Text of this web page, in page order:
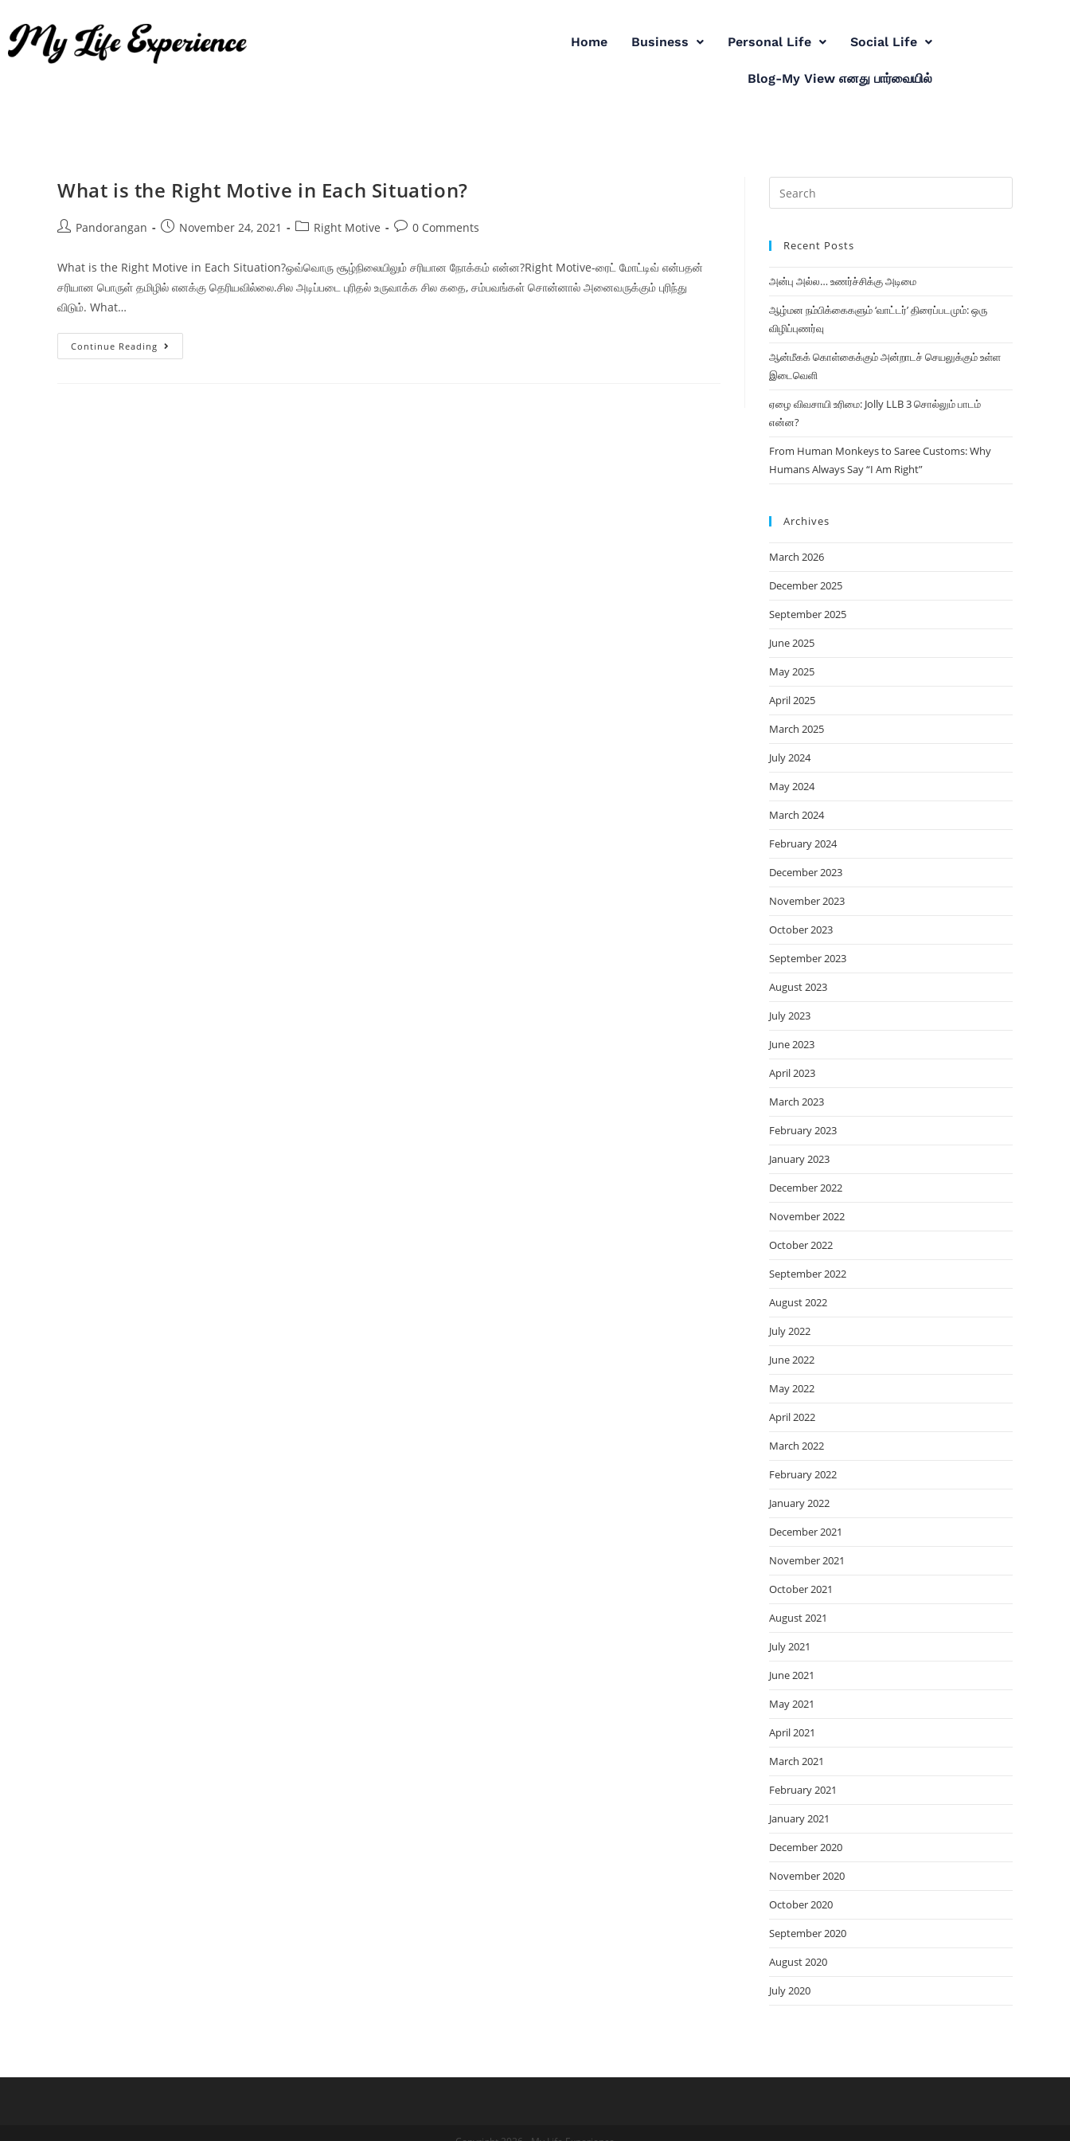
Home Business Personal Life Social Life
Blog-My View எனது பார்வையில்
What is the Right Motive in Each Situation?
Pandorangan November 24, 2021 Right Motive 0 Comments
What is the Right Motive in Each Situation?ஒவ்வொரு சூழ்நிலையிலும் சரியான நோக்கம் என்ன?Right Motive-ரைட் மோட்டிவ் என்பதன்
சரியான பொருள் தமிழில் எனக்கு தெரியவில்லை.சில அடிப்படை புரிதல் உருவாக்க சில கதை, சம்பவங்கள் சொன்னால் அனைவருக்கும் புரிந்து
விடும். What…
Continue Reading
Recent Posts
அன்பு அல்ல… உணர்ச்சிக்கு அடிமை
ஆழ்மன நம்பிக்கைகளும் ‘வாட்டர்’ திரைப்படமும்: ஒரு
விழிப்புணர்வு
ஆன்மீகக் கொள்கைக்கும் அன்றாடச் செயலுக்கும் உள்ள
இடைவெளி
ஏழை விவசாயி உரிமை: Jolly LLB 3 சொல்லும் பாடம்
என்ன?
From Human Monkeys to Saree Customs: Why
Humans Always Say “I Am Right”
Archives
March 2026
December 2025
September 2025
June 2025
May 2025
April 2025
March 2025
July 2024
May 2024
March 2024
February 2024
December 2023
November 2023
October 2023
September 2023
August 2023
July 2023
June 2023
April 2023
March 2023
February 2023
January 2023
December 2022
November 2022
October 2022
September 2022
August 2022
July 2022
June 2022
May 2022
April 2022
March 2022
February 2022
January 2022
December 2021
November 2021
October 2021
August 2021
July 2021
June 2021
May 2021
April 2021
March 2021
February 2021
January 2021
December 2020
November 2020
October 2020
September 2020
August 2020
July 2020